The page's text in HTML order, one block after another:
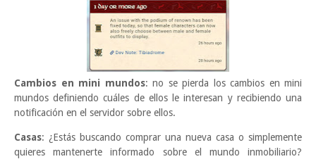
Cambios en mini mundos: no se pierda los cambios en mini
mundos definiendo cuáles de ellos le interesan y recibiendo una
notificación en el servidor sobre ellos.
Casas: ¿Estás buscando comprar una nueva casa o simplemente
quieres mantenerte informado sobre el mundo inmobiliario?